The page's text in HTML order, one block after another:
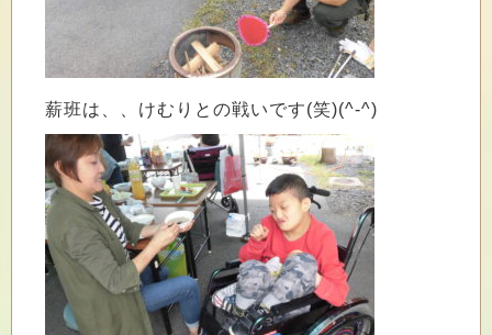
薪班は、、けむりとの戦いです(笑)(^-^)